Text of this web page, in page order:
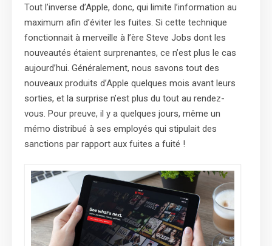
Tout l’inverse d’Apple, donc, qui limite l’information au
maximum afin d’éviter les fuites. Si cette technique
fonctionnait à merveille à l’ère Steve Jobs dont les
nouveautés étaient surprenantes, ce n’est plus le cas
aujourd’hui. Généralement, nous savons tout des
nouveaux produits d’Apple quelques mois avant leurs
sorties, et la surprise n’est plus du tout au rendez-
vous. Pour preuve, il y a quelques jours, même un
mémo distribué à ses employés qui stipulait des
sanctions par rapport aux fuites a fuité !